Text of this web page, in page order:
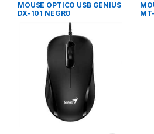
MOUSE OPTICO USB GENIUS
DX-101 NEGRO